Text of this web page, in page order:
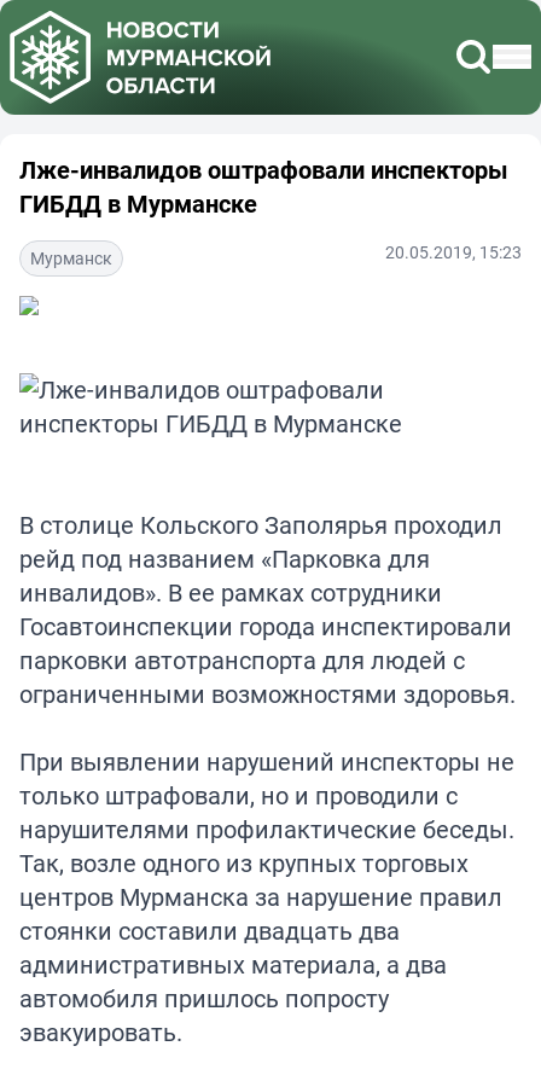
Лже-инвалидов оштрафовали инспекторы
ГИБДД в Мурманске
Мурманск 20.05.2019, 15:23
В столице Кольского Заполярья проходил
рейд под названием «Парковка для
инвалидов». В ее рамках сотрудники
Госавтоинспекции города инспектировали
парковки автотранспорта для людей с
ограниченными возможностями здоровья.
При выявлении нарушений инспекторы не
только штрафовали, но и проводили с
нарушителями профилактические беседы.
Так, возле одного из крупных торговых
центров Мурманска за нарушение правил
стоянки составили двадцать два
административных материала, а два
автомобиля пришлось попросту
эвакуировать.